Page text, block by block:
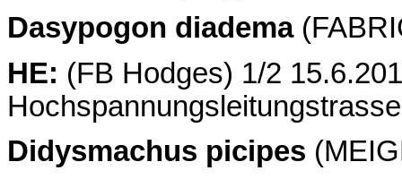
Dasypogon diadema
HE: (FB Hodges) 1/2
Didysmachus picipes